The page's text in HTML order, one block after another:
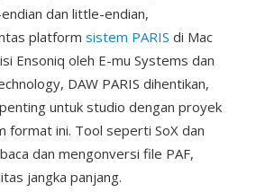
dan little-endian,
platform sistem PARIS di Mac
Ensoniq oleh E-mu Systems dan
DAW PARIS dihentikan,
untuk studio dengan proyek
format ini. Tool seperti SoX dan
dan mengonversi file PAF,
jangka panjang.